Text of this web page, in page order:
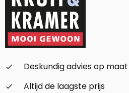
check_small
Deskundig advies op maat
check_small
Altijd de laagste prijs